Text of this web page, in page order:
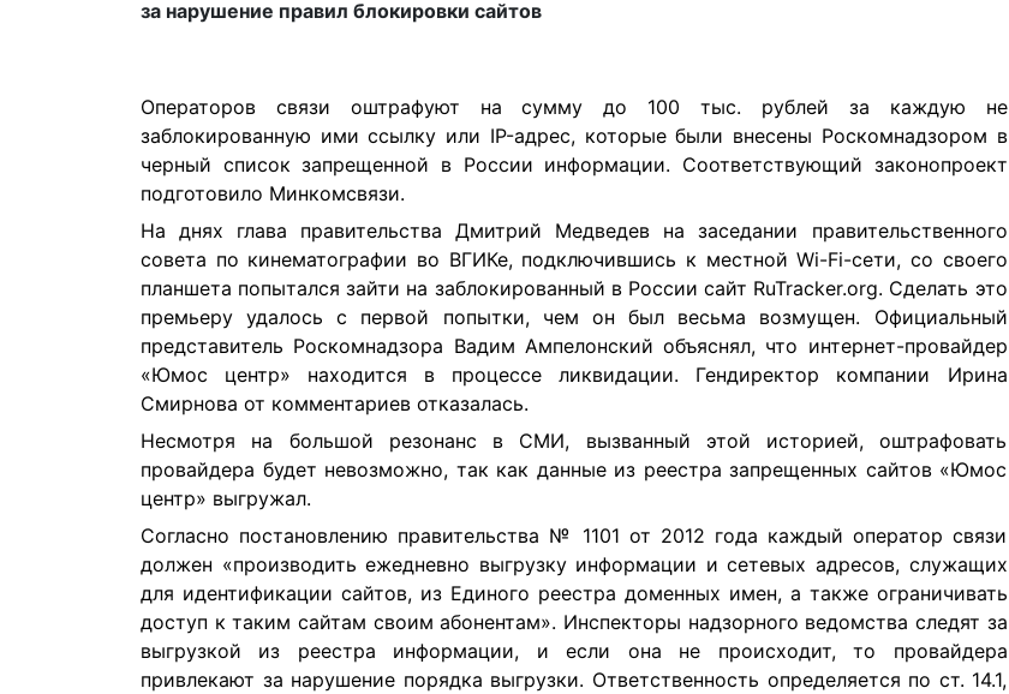
за нарушение правил блокировки сайтов
Операторов связи оштрафуют на сумму до 100 тыс. рублей за каждую не
заблокированную ими ссылку или IP-адрес, которые были внесены Роскомнадзором в
черный список запрещенной в России информации. Соответствующий законопроект
подготовило Минкомсвязи.
На днях глава правительства Дмитрий Медведев на заседании правительственного
совета по кинематографии во ВГИКе, подключившись к местной Wi-Fi-сети, со своего
планшета попытался зайти на заблокированный в России сайт RuTracker.org. Сделать это
премьеру удалось с первой попытки, чем он был весьма возмущен. Официальный
представитель Роскомнадзора Вадим Ампелонский объяснял, что интернет-провайдер
«Юмос центр» находится в процессе ликвидации. Гендиректор компании Ирина
Смирнова от комментариев отказалась.
Несмотря на большой резонанс в СМИ, вызванный этой историей, оштрафовать
провайдера будет невозможно, так как данные из реестра запрещенных сайтов «Юмос
центр» выгружал.
Согласно постановлению правительства № 1101 от 2012 года каждый оператор связи
должен «производить ежедневно выгрузку информации и сетевых адресов, служащих
для идентификации сайтов, из Единого реестра доменных имен, а также ограничивать
доступ к таким сайтам своим абонентам». Инспекторы надзорного ведомства следят за
выгрузкой из реестра информации, и если она не происходит, то провайдера
привлекают за нарушение порядка выгрузки. Ответственность определяется по ст. 14.1,